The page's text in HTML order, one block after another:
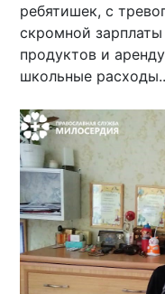
ребятишек, с
скромной зарплаты
продуктов и
школьные